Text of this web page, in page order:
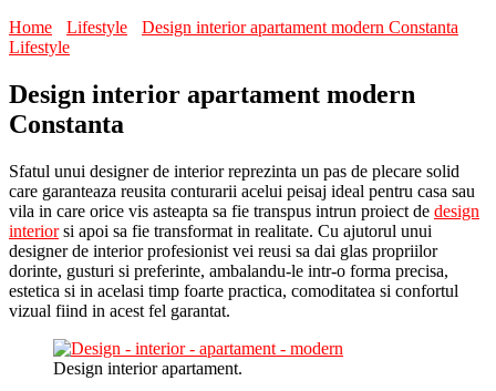
Home
Lifestyle
Design interior apartament modern Constanta
Lifestyle
Design interior apartament modern
Constanta
Sfatul unui designer de interior reprezinta un pas de plecare solid
care garanteaza reusita conturarii acelui peisaj ideal pentru casa sau
vila in care orice vis asteapta sa fie transpus intrun proiect de design
interiorsi apoi sa fie transformat in realitate. Cu ajutorul unui
designer de interior profesionist vei reusi sa dai glas propriilor
dorinte, gusturi si preferinte, ambalandu-le intr-o forma precisa,
estetica si in acelasi timp foarte practica, comoditatea si confortul
vizual fiind in acest fel garantat.
Design interior apartament.